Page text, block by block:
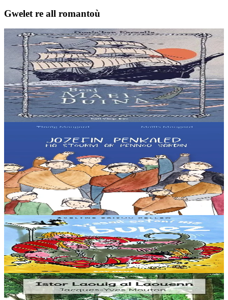
Gwelet re all romantoù
9 bloaz hag ouzhpenn
Keit vimp bev
Beaj Mael-Duina
En inizi Aran, e Bro-Iwerzhon, er Grennamzer. Brendan, ur
chaseour yaouank, a zo bet lonket gant un aerouant. Bev eo atav
avat, e kof an euzhvil. Mont a ra e...
Er stok8,00 €
9 bloaz hag ouzhpenn
Jozefin Penkaled
Start eo buhez ar maouezed a labour en uzinoù sardin e Douarnenez
e penn-kentañ an 20vet kantved. En o zouez emañ Jozefin, poaniañ
a ra evel ar re all el labouradeg....
Er stok 8,00 €
8 vloaz hag ouzhpenn
Sav-heol
Brasañ sotoni ma buhez
Er stok7,00 €
3 bloaz hag ouzhpenn
Goater